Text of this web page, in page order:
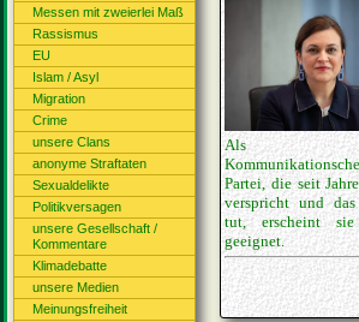
Messen mit zweierlei Maß
Rassismus
EU
Islam / Asyl
Migration
Crime
unsere Clans
anonyme Straftaten
Sexualdelikte
Politikversagen
unsere Gesellschaft /
Kommentare
Klimadebatte
unsere Medien
Meinungsfreiheit
Als
Partei, die seit
verspricht und
tut, erscheint sie
geeignet.